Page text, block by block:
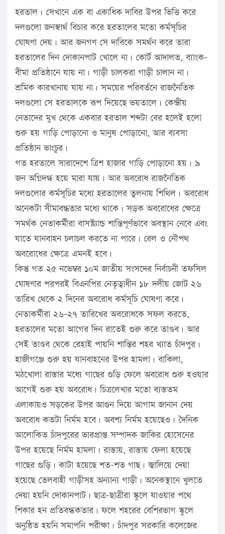
হরতাল। সেখানে এক বা একাধিক দাবির উপর ভিত্তি করে
দলগুলো জনস্বার্থ বিচার করে হরতালের মতো কর্মসূচির
ঘোষণা দেয়। আর জনগণ সে দাবিকে সমর্থন করে তারা
হরতালের দিন দোকানপাট খোলে না। কোর্ট আদালত, ব্যাংক-
বীমা প্রতিষ্ঠানে যায় না। গাড়ী চালকরা গাড়ী চালান না।
শ্রমিক কারখানায় যায় না। সময়ের পরিবর্তনে রাজনৈতিক
দলগুলো সে হরতালকে রূপ দিয়েছে ভয়তালে। কেন্দ্রীয়
নেতাদের মুখ থেকে একবার হরতাল শব্দটা বের হলেই হলো
শুরু হয় গাড়ি পোড়ানো ও মানুষ পোড়ানো, আর ব্যবসা
প্রতিষ্ঠান ভাংচুর।
গত হরতালে সারাদেশে ত্রিশ হাজার গাড়ি পোড়ানো হয়। ৯
জন অগ্নিদগ্ধ হয়ে মারা যায়। আর অবরোধ রাজনৈতিক
দলগুলোর কর্মসূচির মধ্যে হরতালের তুলনায় শিথিল। অবরোধ
অনেকটা সীমাবদ্ধতার মধ্যে থাকে। সড়ক অবরোধের ক্ষেত্রে
সমর্থক নেতাকর্মীরা বাসস্ট্যান্ড শান্তিপূর্ণভাবে অবস্থান নেবে এবং
যাতে যানবাহন চলাচল করতে না পারে। রেল ও নৌপথ
অবরোধের ক্ষেত্রে এমনই হবে।
কিন্তু গত ২৫ নভেম্বর ১০ম জাতীয় সংসদের নির্বাচনী তফসিল
ঘোষণার পরপরই বিএনপির নেতৃত্বাধীন ১৮ দলীয় জোট ২৬
তারিখ থেকে ২ দিনের অবরোধ কর্মসূচি ঘোষণা করে।
নেতাকর্মীরা ২৬-২৭ তারিখের অবরোধকে সফল করতে,
হরতালের মতো আগের দিন রাতেই শুরু করে তাণ্ডব। আর
সেই তাণ্ডব থেকে রেহাই পায়নি শান্তির শহর খ্যাত চাঁদপুর।
হাজীগঞ্জে শুরু হয় যানবাহনের উপর হামলা। বাকিলা,
মঠখোলা রাস্তার মধ্যে গাছের গুড়ি ফেলে অবরোধ শুরু হওয়ার
আগেই শুরু হয় অবরোধ। চিত্রলেখার মতো ব্যস্ততম
এলাকায়ও সড়কের উপর আগুন দিয়ে আগাম জানান দেয়
অবরোধ কতটা নির্মম হবে। অবশ্য নির্মম হয়েছেও। দৈনিক
আলোকিত চাঁদপুরের ভারপ্রাপ্ত সম্পাদক জাকির হোসেনের
উপর হয়েছে নির্মম হামলা। রাস্তায়, রাস্তায় ফেলা হয়েছে
গাছের গুড়ি। কাটা হয়েছে শত-শত গাছ। জ্বালিয়ে দেয়া
হয়েছে তেলবাহী গাড়ীসহ অন্যান্য গাড়ী। অনেকস্থানে খুলতে
দেয়া হয়নি দোকানপাট। ছাত্র-ছাত্রীরা স্কুলে যাওয়ার পথে
শিকার হন প্রতিবন্ধকতার। ফলে শহরের বেশিরভাগ স্কুলে
অনুষ্ঠিত হয়নি সমাপনি পরীক্ষা। চাঁদপুর সরকারি কলেজের